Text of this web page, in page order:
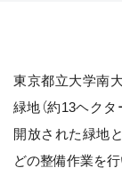
東京都立大学南
緑地（約13ヘク
開放された緑地
どの整備作業を行